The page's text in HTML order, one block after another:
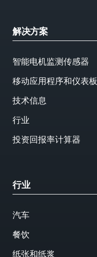
解决方案
智能电机监测传感器
移动应用程序和仪表板
技术信息
行业
投资回报率计算器
行业
汽车
餐饮
纸张和纸浆